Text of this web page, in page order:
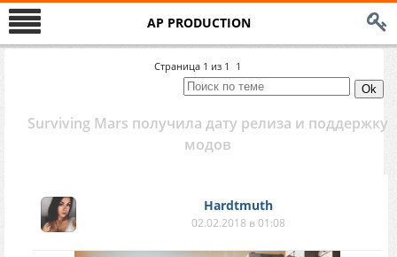
AP PRODUCTION
Страница 1 из 1 1
Surviving Mars получила дату релиза и поддержку
модов
Hardtmuth
02.02.2018 в 01:08